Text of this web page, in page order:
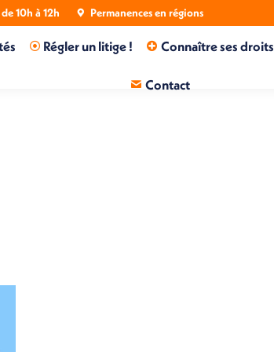
10h à 12h Permanences en régions
Régler un litige ! Connaître ses droits
Contact